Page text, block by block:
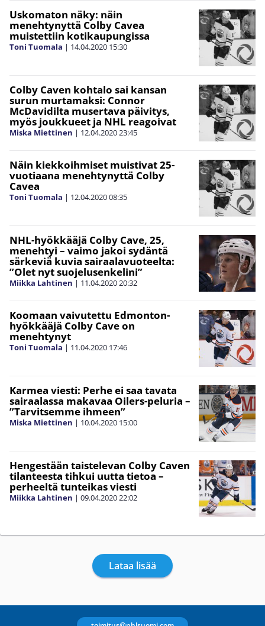
Uskomaton näky: näin
menehtynyttä Colby Cavea
muistettiin kotikaupungissa
Toni Tuomala | 14.04.2020 15:30
Colby Caven kohtalo sai kansan
surun murtamaksi: Connor
McDavidilta musertava päivitys,
myös joukkueet ja NHL reagoivat
Miska Miettinen | 12.04.202023:45
Näin kiekkoihmiset muistivat 25-
vuotiaana menehtynyttä Colby
Cavea
Toni Tuomala | 12.04.202008:35
NHL-hyökkääjä Colby Cave, 25,
menehtyi – vaimo jakoi sydäntä
särkeviä kuvia sairaalavuoteelta:
”Olet nyt suojelusenkelini”
Miikka Lahtinen | 11.04.202020:32
Koomaan vaivutettu Edmonton-
hyökkääjä Colby Cave on
menehtynyt
Toni Tuomala | 11.04.2020 17:46
Karmea viesti: Perhe ei saa tavata
sairaalassa makavaa Oilers-peluria –
”Tarvitsemme ihmeen”
Miska Miettinen | 10.04.2020 15:00
Hengestään taistelevan Colby Caven
tilanteesta tihkui uutta tietoa –
perheeltä tunteikas viesti
Miikka Lahtinen | 09.04.202022:02
Lataa lisää